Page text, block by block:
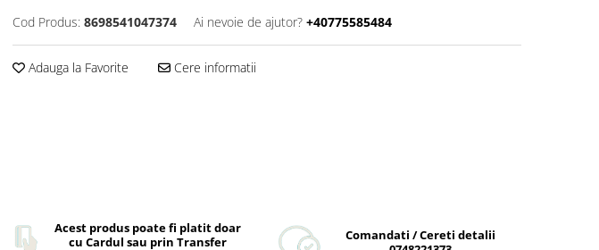
Cod Produs: 8698541047374 Ai nevoie de ajutor? +40775585484
Adauga la Favorite Cere informatii
Acest produs poate fi platit doar
cu Cardul sau prin Transfer
Comandati / Cereti detalii